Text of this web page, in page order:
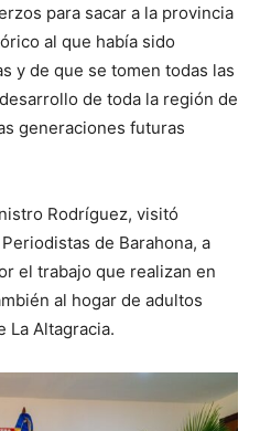
para sacar a la provincia
al que había sido
y de que se tomen todas las
de toda la región de
generaciones futuras
Rodríguez, visitó
de Barahona, a
el trabajo que realizan en
al hogar de adultos
La Altagracia.